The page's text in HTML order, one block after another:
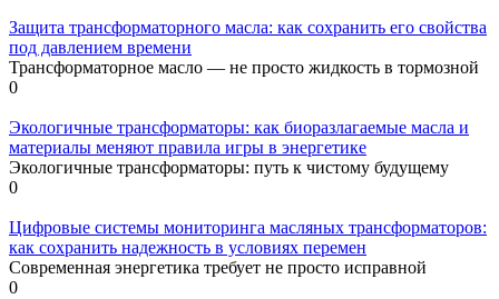
Защита трансформаторного масла: как сохранить его свойства
под давлением времени
Трансформаторное масло — не просто жидкость в тормозной
0
Экологичные трансформаторы: как биоразлагаемые масла и
материалы меняют правила игры в энергетике
Экологичные трансформаторы: путь к чистому будущему
0
Цифровые системы мониторинга масляных трансформаторов:
как сохранить надежность в условиях перемен
Современная энергетика требует не просто исправной
0